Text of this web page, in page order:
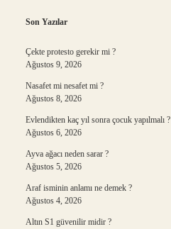
Son Yazılar
Çekte protesto gerekir mi ?
Ağustos 9, 2026
Nasafet mi nesafet mi ?
Ağustos 8, 2026
Evlendikten kaç yıl sonra çocuk yapılmalı ?
Ağustos 6, 2026
Ayva ağacı neden sarar ?
Ağustos 5, 2026
Araf isminin anlamı ne demek ?
Ağustos 4, 2026
Altın S1 güvenilir midir ?